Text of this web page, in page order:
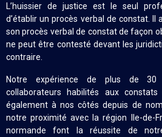
L’huissier de justice est le seul
d’établir un procès verbal de constat. Il
son procès verbal de constat de façon
ne peut être contesté devant les
contraire.
Notre expérience de plus de 30
collaborateurs habilités aux
également à nos côtés depuis de
notre proximité avec la région Ile-de-
normande font la réussite de